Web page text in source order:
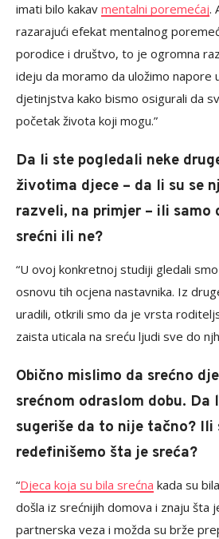
imati bilo kakav mentalni poremećaj.
razarajući efekat mentalnog
porodice i društvo, to je ogromna
ideju da moramo da uložimo napore
djetinjstva kako bismo osigurali da
početak života koji mogu.”
Da li ste pogledali neke
životima djece – da li su se
razveli, na primjer – ili samo
srećni ili ne?
“U ovoj konkretnoj studiji gledali
osnovu tih ocjena nastavnika. Iz
uradili, otkrili smo da je vrsta
zaista uticala na sreću ljudi sve do
Obično mislimo da srećno
srećnom odraslom dobu. Da
sugeriše da to nije tačno? Ili
redefinišemo šta je sreća?
“Djeca koja su bila srećna kada su
došla iz srećnijih domova i znaju šta
partnerska veza i možda su brže